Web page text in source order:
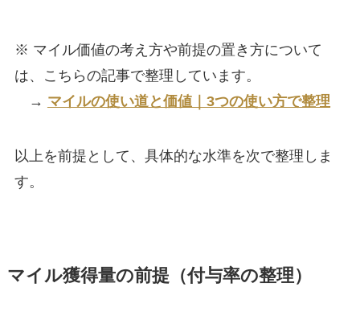
※ マイル価値の考え方や前提の置き方について
は、こちらの記事で整理しています。
→ マイルの使い道と価値｜3つの使い方で整理
以上を前提として、具体的な水準を次で整理しま
す。
マイル獲得量の前提（付与率の整理）